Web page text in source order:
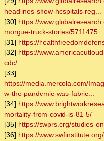
headlines-show-hospitals-reg...
[30] https://
morgue-truck-stories/5711475
[31] https://
[32] https://
cdc/
[33]
https://media.mercola.com/
w-the-pandemic-was-fabric...
[34] https://
mortality-from-covid-is-81-5/
[35] https://swprs.org/studies-
[36] https://